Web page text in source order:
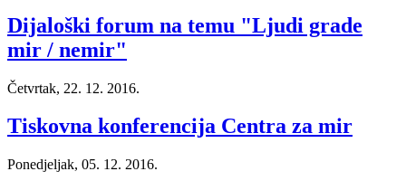
Dijaloški forum na temu "Ljudi grade
mir / nemir"
Četvrtak, 22. 12. 2016.
Tiskovna konferencija Centra za mir
Ponedjeljak, 05. 12. 2016.